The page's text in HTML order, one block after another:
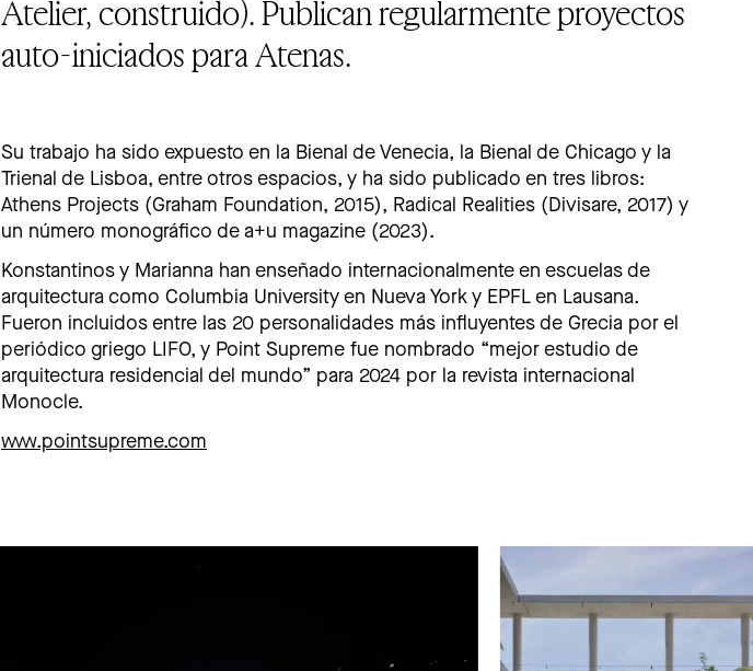
Atelier, construido). Publican regularmente proyectos
auto-iniciados para Atenas.
Su trabajo ha sido expuesto en la Bienal de Venecia, la Bienal de Chicago y la
Trienal de Lisboa, entre otros espacios, y ha sido publicado en tres libros:
Athens Projects (Graham Foundation, 2015), Radical Realities (Divisare, 2017) y
un número monográfico de a+u magazine (2023).
Konstantinos y Marianna han enseñado internacionalmente en escuelas de
arquitectura como Columbia University en Nueva York y EPFL en Lausana.
Fueron incluidos entre las 20 personalidades más influyentes de Grecia por el
periódico griego LIFO, y Point Supreme fue nombrado “mejor estudio de
arquitectura residencial del mundo” para 2024 por la revista internacional
Monocle.
www.pointsupreme.com